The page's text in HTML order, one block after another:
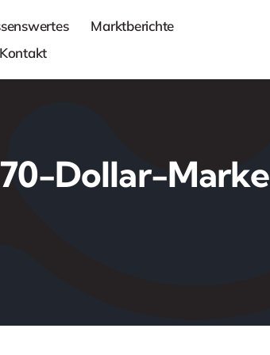
Marktberichte
Kontakt
Dollar-Marke